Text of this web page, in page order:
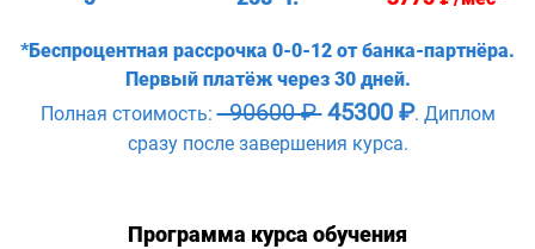
*Беспроцентная рассрочка 0-0-12 от банка-партнёра.
Первый платёж через 30 дней.
Полная стоимость:90600 ₽45300 ₽. Диплом
сразу после завершения курса.
Программа курса обучения